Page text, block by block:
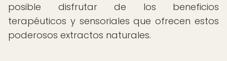
posible disfrutar de los beneficios
terapéuticos y sensoriales que ofrecen estos
poderosos extractos naturales.